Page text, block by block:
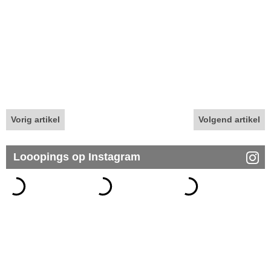
Vorig artikel Volgend artikel
Looopings op Instagram